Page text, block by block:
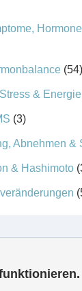
(54)
& Energie
(3)
Abnehmen &
& Hashimoto